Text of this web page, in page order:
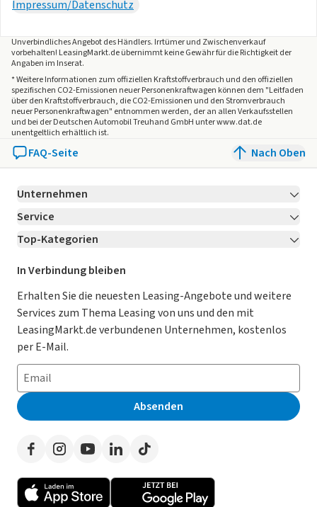
Impressum/Datenschutz
Unverbindliches Angebot desHändlers. Irrtümer und Zwischenverkauf
vorbehalten! LeasingMarkt.de übernimmt keine Gewähr für die Richtigkeit der
Angaben im Inserat.
* Weitere Informationen zum offiziellen Kraftstoffverbrauch und den offiziellen
spezifischen CO2-Emissionen neuer Personenkraftwagen können dem "Leitfaden
über den Kraftstoffverbrauch, die CO2-Emissionen und den Stromverbrauch
neuer Personenkraftwagen" entnommen werden, der an allen Verkaufsstellen
und bei der Deutschen Automobil Treuhand GmbH unter www.dat.de
unentgeltlich erhältlich ist.
FAQ-Seite Nach Oben
Unternehmen
Über LeasingMarkt.de
Karriere Jetzt bewerben!
Für Händler
Kooperation mit AutoScout24
AGB
Datenschutz
Impressum
Erklärung zur Barrierefreiheit
Presse
Service
Kontakt
Ratgeber
Magazin
Datenschutz-Einstellungen
So funktioniert’s
Häufig gestellte Fragen
Leasing-Lexikon
Auto-Tests
Werben auf LeasingMarkt.de
Top-Kategorien
Leasing Deals
Gebrauchtwagen Leasing
Leasing ohne Anzahlung
E-Auto Leasing
Privatleasing
Leasing-Vergleiche
Herstellerverzeichnis
Händlerverzeichnis
In Verbindung bleiben
Erhalten Sie die neuesten Leasing-Angebote und weitere
Services zum Thema Leasing von uns und den mit
LeasingMarkt.de verbundenen Unternehmen, kostenlos
per E-Mail.
Absenden